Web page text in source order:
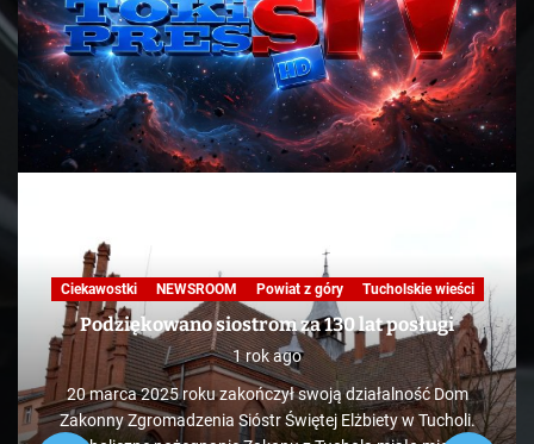
Ciekawostki NEWSROOM Powiat z góry Tucholskie wieści
Podziękowano siostrom za 130 lat posługi
1 rok ago
20 marca 2025 roku zakończył swoją działalność Dom
Zakonny Zgromadzenia Sióstr Świętej Elżbiety w Tucholi.